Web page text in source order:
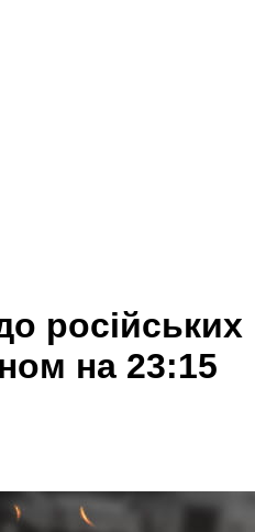
російських
на 23:15